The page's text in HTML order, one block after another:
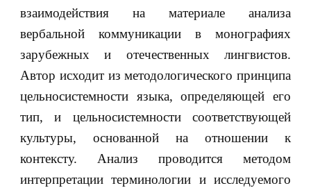
взаимодействия на материале анализа
вербальной коммуникации в монографиях
зарубежных и отечественных лингвистов.
Автор исходит из методологического принципа
цельносистемности языка, определяющей его
тип, и цельносистемности соответствующей
культуры, основанной на отношении к
контексту. Анализ проводится методом
интерпретации терминологии и исследуемого